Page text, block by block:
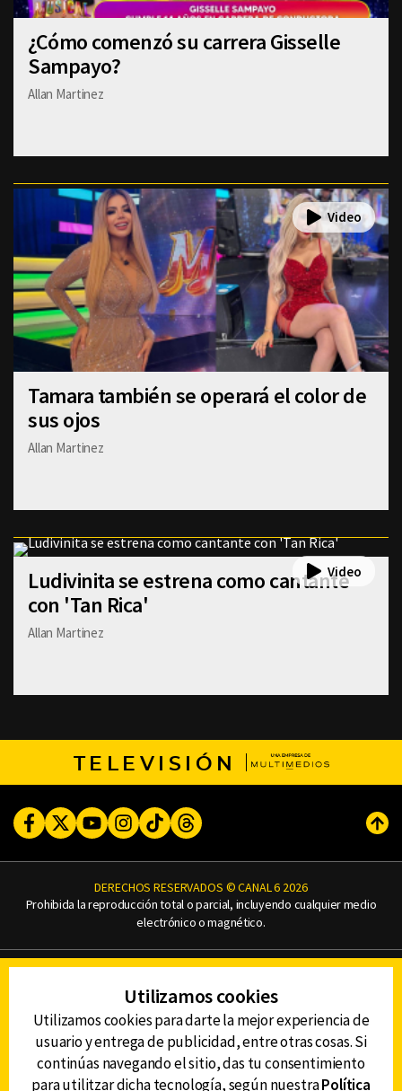
¿Cómo comenzó su carrera Gisselle
Sampayo?
Allan Martinez
Tamara también se operará el color de
sus ojos
Allan Martinez
Ludivinita se estrena como cantante
con 'Tan Rica'
Allan Martinez
TELEVISIÓN
FacebookTwitterYoutubeInstagram
TikTokThreads
DERECHOS RESERVADOS © CANAL 6 2026
Prohibida la reproducción total o parcial, incluyendo cualquier medio
electrónico o magnético.
AVISO DE PRIVACIDAD
DEFENSORÍA DE LAS AUDIENCIAS
Utilizamos cookies
Utilizamos cookies para darte la mejor experiencia de
usuario y entrega de publicidad, entre otras cosas. Si
continúas navegando el sitio, das tu consentimiento
para utilitzar dicha tecnología, según nuestraPolítica